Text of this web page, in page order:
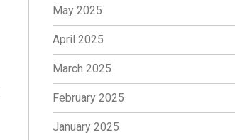
May 2025
April 2025
March 2025
February 2025
January 2025